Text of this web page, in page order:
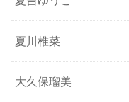
夏川椎菜
大久保瑠美